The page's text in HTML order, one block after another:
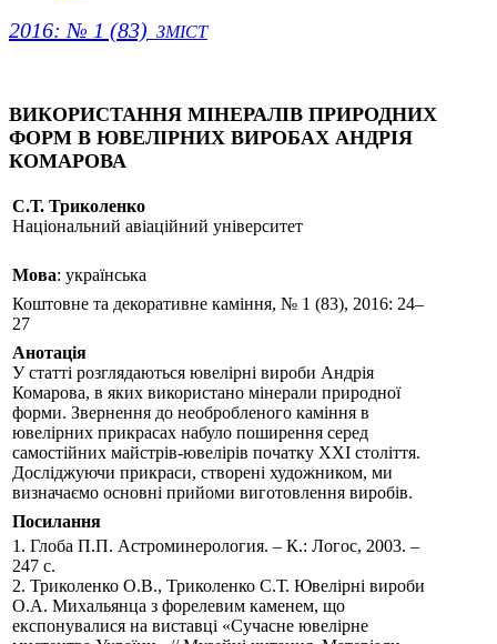
2016: № 1 (83) ЗМІСТ
ВИКОРИСТАННЯ МІНЕРАЛІВ ПРИРОДНИХ
ФОРМ В ЮВЕЛІРНИХ ВИРОБАХ АНДРІЯ
КОМАРОВА
С.Т. Триколенко
Національний авіаційний університет
Мова: українська
Коштовне та декоративне каміння, № 1 (83), 2016: 24–
27
Анотація
У статті розглядаються ювелірні вироби Андрія
Комарова, в яких використано мінерали природної
форми. Звернення до необробленого каміння в
ювелірних прикрасах набуло поширення серед
самостійних майстрів-ювелірів початку ХХІ століття.
Досліджуючи прикраси, створені художником, ми
визначаємо основні прийоми виготовлення виробів.
Посилання
1. Глоба П.П. Астроминерология. – К.: Логос, 2003. –
247 с.
2. Триколенко О.В., Триколенко С.Т. Ювелірні вироби
О.А. Михальянца з форелевим каменем, що
експонувалися на виставці «Сучасне ювелірне